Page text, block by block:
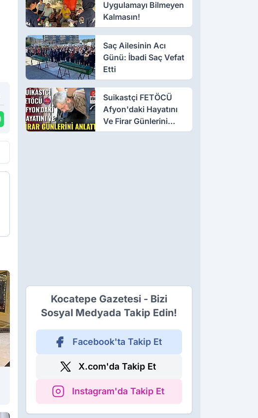
Uygulamayı Bilmeyen
Kalmasın!
Saç Ailesinin Acı
Günü: İbadi Saç Vefat
Etti
Suikastçi FETÖCÜ
Afyon'daki Hayatını
Ve Firar Günlerini
Anlattı
Kocatepe Gazetesi - Bizi
Sosyal Medyada Takip Edin!
Facebook'ta Takip Et
X.com'da Takip Et
Instagram'da Takip Et